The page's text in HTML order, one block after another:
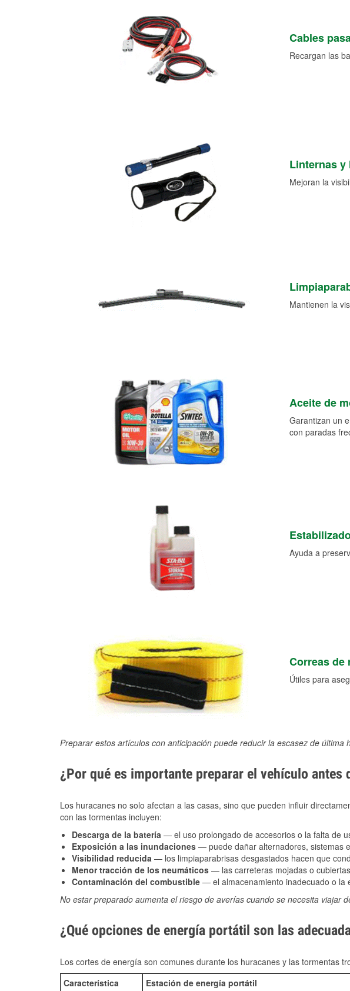
Cables
Recargan las
Linternas y
Mejoran la
Mantienen la
Aceite de
Garantizan un
con paradas
Ayuda a
Correas de
Útiles para
Preparar estos artículos con anticipación puede reducir la escasez de
¿Por qué es importante preparar el vehículo antes
Los huracanes no solo afectan a las casas, sino que pueden influir
con las tormentas incluyen:
Descarga de la batería — el uso prolongado de accesorios o la falta de
Exposición a las inundaciones — puede dañar alternadores, sistemas
Visibilidad reducida — los limpiaparabrisas desgastados hacen que
Menor tracción de los neumáticos — las carreteras mojadas o
Contaminación del combustible — el almacenamiento inadecuado o la
No estar preparado aumenta el riesgo de averías cuando se necesita viajar
¿Qué opciones de energía portátil son las
Los cortes de energía son comunes durante los huracanes y las tormentas
Característica
Estación de energía portátil